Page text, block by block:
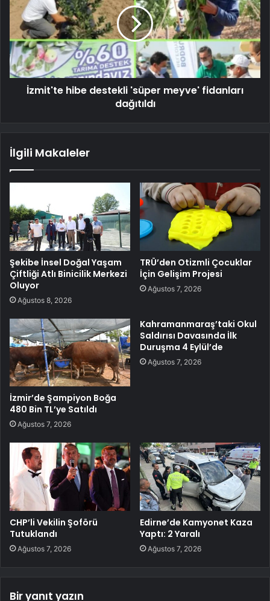
İzmit'te hibe destekli 'süper meyve' fidanları
dağıtıldı
İlgili Makaleler
Şekibe İnsel Doğal Yaşam
Çiftliği Atlı Binicilik Merkezi
Oluyor
Ağustos 8, 2026
TRÜ’den Otizmli Çocuklar
İçin Gelişim Projesi
Ağustos 7, 2026
İzmir’de Şampiyon Boğa
480 Bin TL’ye Satıldı
Ağustos 7, 2026
Kahramanmaraş’taki Okul
Saldırısı Davasında İlk
Duruşma 4 Eylül’de
Ağustos 7, 2026
CHP’li Vekilin Şoförü
Tutuklandı
Ağustos 7, 2026
Edirne’de Kamyonet Kaza
Yaptı: 2 Yaralı
Ağustos 7, 2026
Bir yanıt yazın